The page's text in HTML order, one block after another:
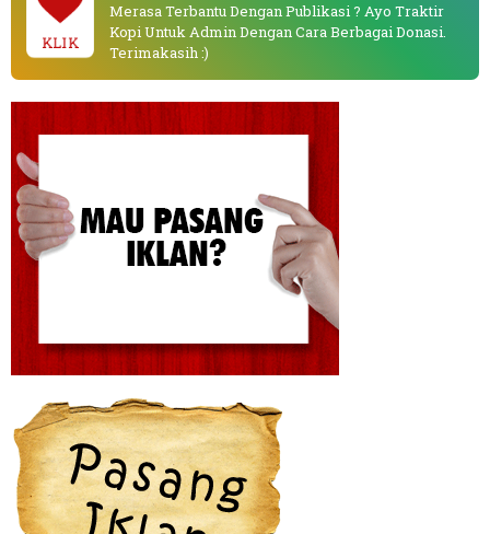
KLIK
Merasa Terbantu Dengan Publikasi ? Ayo Traktir
Kopi Untuk Admin Dengan Cara Berbagai Donasi.
Terimakasih :)